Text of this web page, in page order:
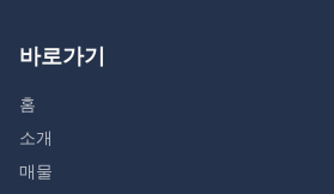
바로가기
홈
소개
매물